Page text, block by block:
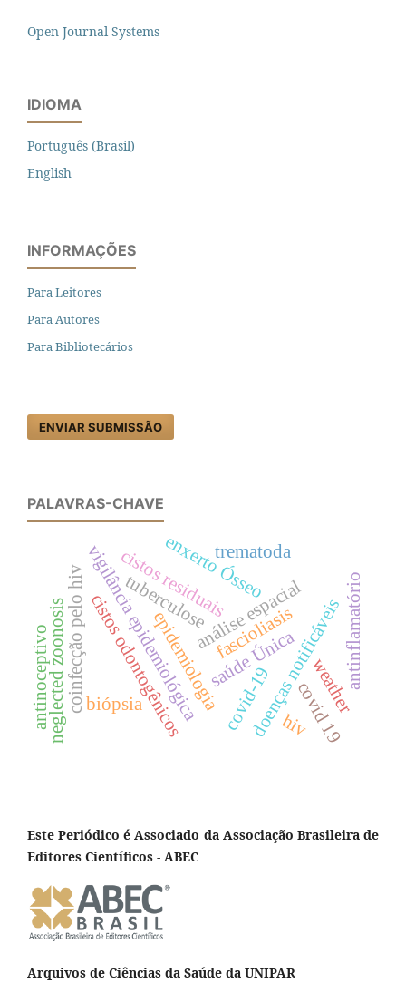
Open Journal Systems
IDIOMA
Português (Brasil)
English
INFORMAÇÕES
Para Leitores
Para Autores
Para Bibliotecários
ENVIAR SUBMISSÃO
PALAVRAS-CHAVE
saúde Única
epidemiologia
vigilância epidemiológicaanálise espacial
cistos residuais
cistos odontogênicos
biópsia
enxerto Ósseo
coinfecção pelo hiv tuberculose doenças notificáveis
covid-19
fascioliasis
trematoda
weather
neglected zoonosis antinflamatório
antinoceptivo covid 19
hiv
Este Periódico é Associado da Associação Brasileira de
Editores Científicos - ABEC
Arquivos de Ciências da Saúde da UNIPAR